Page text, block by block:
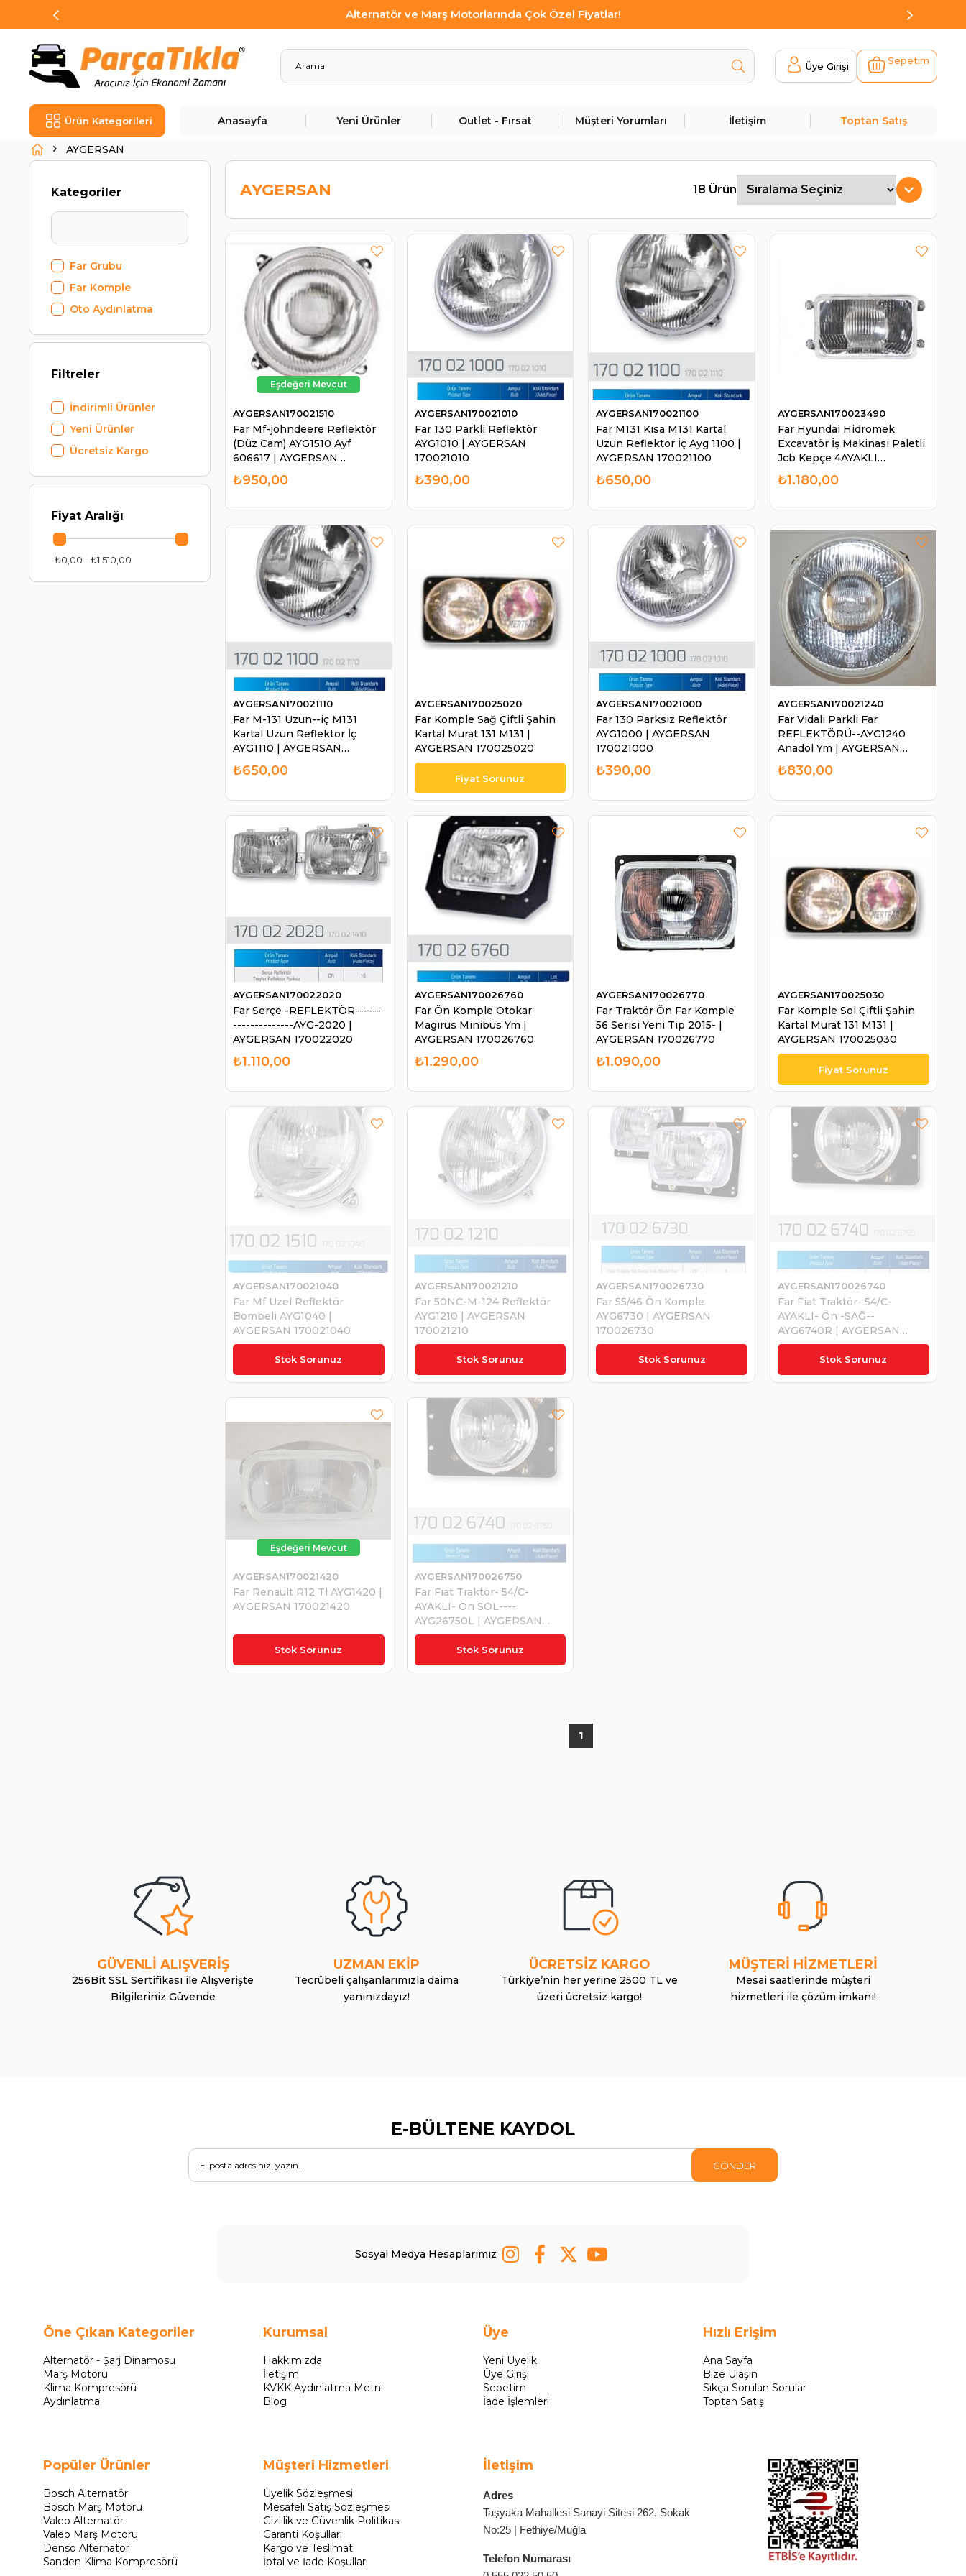
Alternatör ve Marş Motorlarında Çok Özel Fiyatlar!
Üye Girişi Sepetim
Ürün Kategorileri Anasayfa Yeni Ürünler Outlet - Fırsat Müşteri Yorumları İletişim Toptan Satış
AYGERSAN
Kategoriler
Far Grubu
Far Komple
Oto Aydınlatma
Filtreler
İndirimli Ürünler
Yeni Ürünler
Ücretsiz Kargo
Fiyat Aralığı
₺0,00 - ₺1.510,00
18 Ürün
AYGERSAN
Far Mf-johndeere Reflektör
(Düz Cam) AYG1510 Ayf
606617 | AYGERSAN
170021510
AYGERSAN170021510
₺950,00
Far 130 Parkli Reflektör
AYG1010 | AYGERSAN
170021010
AYGERSAN170021010
₺390,00
Far M131 Kısa M131 Kartal
Uzun Reflektor İç Ayg 1100 |
AYGERSAN 170021100
AYGERSAN170021100
₺650,00
Far Hyundai Hidromek
Excavatör İş Makinası Paletli
Jcb Kepçe 4AYAKLI
Ekskavatör | AYGERSAN
170023490
AYGERSAN170023490
₺1.180,00
Far M-131 Uzun--iç M131
Kartal Uzun Reflektor İç
AYG1110 | AYGERSAN
170021110
AYGERSAN170021110
₺650,00
Far Komple Sağ Çiftli Şahin
Kartal Murat 131 M131 |
AYGERSAN 170025020
AYGERSAN170025020
Far 130 Parksız Reflektör
AYG1000 | AYGERSAN
170021000
AYGERSAN170021000
₺390,00
Far Vidalı Parkli Far
REFLEKTÖRÜ--AYG1240
Anadol Ym | AYGERSAN
170021240
AYGERSAN170021240
₺830,00
Far Serçe -REFLEKTÖR------
--------------AYG-2020 |
AYGERSAN 170022020
AYGERSAN170022020
₺1.110,00
Far Ön Komple Otokar
Magırus Minibüs Ym |
AYGERSAN 170026760
AYGERSAN170026760
₺1.290,00
Far Traktör Ön Far Komple
56 Serisi Yeni Tip 2015- |
AYGERSAN 170026770
AYGERSAN170026770
₺1.090,00
Far Komple Sol Çiftli Şahin
Kartal Murat 131 M131 |
AYGERSAN 170025030
AYGERSAN170025030
Stok Sorunuz
Far Mf Uzel Reflektör
Bombeli AYG1040 |
AYGERSAN 170021040
AYGERSAN170021040
₺830,00 Stok Sorunuz
Far 50NC-M-124 Reflektör
AYG1210 | AYGERSAN
170021210
AYGERSAN170021210
₺690,00 Stok Sorunuz
Far 55/46 Ön Komple
AYG6730 | AYGERSAN
170026730
AYGERSAN170026730
₺1.070,00 Stok Sorunuz
Far Fiat Traktör- 54/C-
AYAKLI- Ön -SAĞ--
AYG6740R | AYGERSAN
170026740
AYGERSAN170026740
₺790,00
Stok Sorunuz
Far Renault R12 Tl AYG1420 |
AYGERSAN 170021420
AYGERSAN170021420
₺1.510,00 Stok Sorunuz
Far Fiat Traktör- 54/C-
AYAKLI- Ön SOL----
AYG26750L | AYGERSAN
170026750
AYGERSAN170026750
₺790,00
1
GÜVENLİ ALIŞVERİŞ
256Bit SSL Sertifikası ile Alışverişte
Bilgileriniz Güvende
UZMAN EKİP
Tecrübeli çalışanlarımızla daima
yanınızdayız!
ÜCRETSİZ KARGO
Türkiye’nin her yerine 2500 TL ve
üzeri ücretsiz kargo!
MÜŞTERİ HİZMETLERİ
Mesai saatlerinde müşteri
hizmetleri ile çözüm imkanı!
E-BÜLTENE KAYDOL
GÖNDER
Sosyal Medya Hesaplarımız
Öne Çıkan Kategoriler
Alternatör - Şarj Dinamosu
Marş Motoru
Klima Kompresörü
Aydınlatma
Popüler Ürünler
Bosch Alternatör
Bosch Marş Motoru
Valeo Alternatör
Valeo Marş Motoru
Denso Alternatör
Sanden Klima Kompresörü
Kurumsal
Hakkımızda
İletişim
KVKK Aydınlatma Metni
Blog
Müşteri Hizmetleri
Üyelik Sözleşmesi
Mesafeli Satış Sözleşmesi
Gizlilik ve Güvenlik Politikası
Garanti Koşulları
Kargo ve Teslimat
İptal ve İade Koşulları
Üye
Yeni Üyelik
Üye Girişi
Sepetim
İade İşlemleri
İletişim
Adres
Taşyaka Mahallesi Sanayi Sitesi 262. Sokak
No:25 | Fethiye/Muğla
Telefon Numarası
Hızlı Erişim
Ana Sayfa
Bize Ulaşın
Sıkça Sorulan Sorular
Toptan Satış